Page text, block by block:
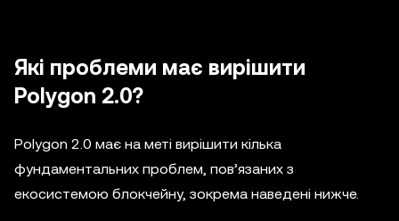
Які проблеми має вирішити
Polygon 2.0?
Polygon 2.0 має на меті вирішити кілька
фундаментальних проблем, пов’язаних з
екосистемою блокчейну, зокрема наведені нижче.